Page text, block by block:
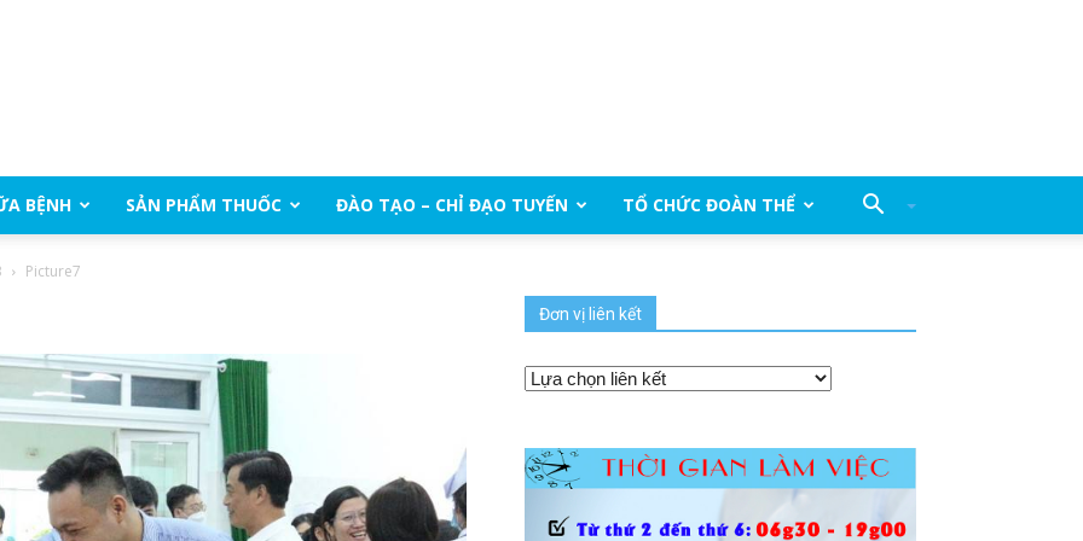
BỆNH SẢN PHẨM THUỐC ĐÀO TẠO – CHỈ ĐẠO TUYẾN TỔ CHỨC ĐOÀN THỂ
Picture7
Đơn vị liên kết